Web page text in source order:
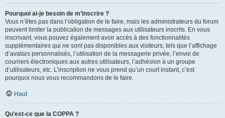
Pourquoi ai-je besoin de m’inscrire ?
Vous n’êtes pas dans l’obligation de le faire, mais les administrateurs du forum
peuvent limiter la publication de messages aux utilisateurs inscrits. En vous
inscrivant, vous pouvez également avoir accès à des fonctionnalités
supplémentaires qui ne sont pas disponibles aux visiteurs, tels que l’affichage
d’avatars personnalisés, l’utilisation de la messagerie privée, l’envoi de
courriers électroniques aux autres utilisateurs, l’adhésion à un groupe
d’utilisateurs, etc. L’inscription ne vous prend qu’un court instant, c’est
pourquoi nous vous recommandons de le faire.
Haut
Qu’est-ce que la COPPA ?